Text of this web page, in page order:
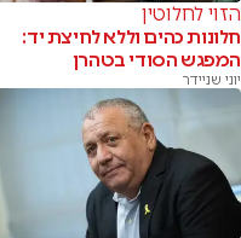
הזוי לחלוטין
חלונות כהים וללא לחיצת יד:
המפגש הסודי בטהרן
יוני שניידר